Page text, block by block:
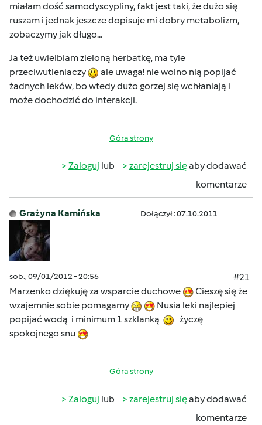
miałam dość samodyscypliny, fakt jest taki, że dużo się
ruszam i jednak jeszcze dopisuje mi dobry metabolizm,
zobaczymy jak długo...
Ja też uwielbiam zieloną herbatkę, ma tyle
przeciwutleniaczy
ale uwaga! nie wolno nią popijać
żadnych leków, bo wtedy dużo gorzej się wchłaniają i
może dochodzić do interakcji.
Góra strony
Zaloguj lub zarejestruj sięaby dodawać
komentarze
Grażyna Kamińska Dołączył : 07.10.2011
sob., 09/01/2012 - 20:56
#21
Marzenko dziękuję za wsparcie duchowe
Cieszę się że
wzajemnie sobie pomagamy
Nusia leki najlepiej
popijać wodą i minimum 1 szklanką
życzę
spokojnego snu
Góra strony
Zaloguj lub zarejestruj sięaby dodawać
komentarze